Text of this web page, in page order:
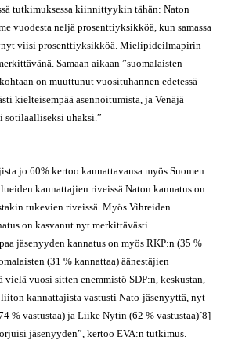
tutkimuksessa kiinnittyykin tähän: Naton
vuodesta neljä prosenttiyksikköä, kun samassa
viisi prosenttiyksikköä. Mielipideilmapirin
Samaan aikaan ”suomalaisten
on muuttunut vuosituhannen edetessä
kielteisempää asennoitumista, ja Venäjä
sotilaalliseksi uhaksi.”
jo 60% kertoo kannattavansa myös Suomen
kannattajien riveissä Naton kannatus on
tukevien riveissä. Myös Vihreiden
on kasvanut nyt merkittävästi.
jäsenyyden kannatus on myös RKP:n (35 %
(31 % kannattaa) äänestäjien
vielä vuosi sitten enemmistö SDP:n, keskustan,
kannattajista vastusti Nato-jäsenyyttä, nyt
% vastustaa) ja Liike Nytin (62 % vastustaa)[8]
jäsenyyden”, kertoo EVA:n tutkimus.